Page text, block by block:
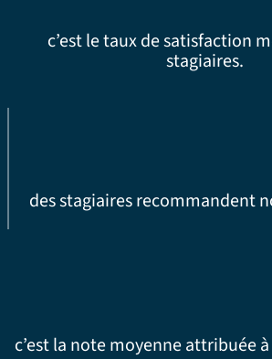
c’est le taux de satisfaction
stagiaires.
des stagiaires recommandent
c’est la note moyenne attribuée